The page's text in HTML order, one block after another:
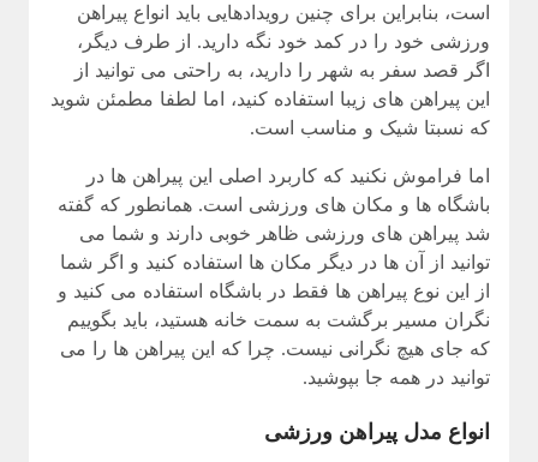
است، بنابراین برای چنین رویدادهایی باید انواع پیراهن
ورزشی خود را در کمد خود نگه دارید. از طرف دیگر،
اگر قصد سفر به شهر را دارید، به راحتی می توانید از
این پیراهن های زیبا استفاده کنید، اما لطفا مطمئن شوید
که نسبتا شیک و مناسب است.
اما فراموش نکنید که کاربرد اصلی این پیراهن ها در
باشگاه ها و مکان های ورزشی است. همانطور که گفته
شد پیراهن های ورزشی ظاهر خوبی دارند و شما می
توانید از آن ها در دیگر مکان ها استفاده کنید و اگر شما
از این نوع پیراهن ها فقط در باشگاه استفاده می کنید و
نگران مسیر برگشت به سمت خانه هستید، باید بگوییم
که جای هیچ نگرانی نیست. چرا که این پیراهن ها را می
توانید در همه جا بپوشید.
انواع مدل پیراهن ورزشی